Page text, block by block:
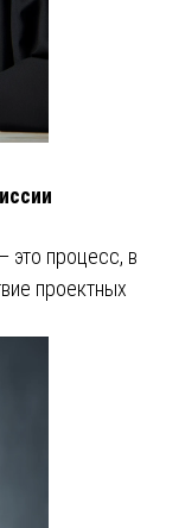
это процесс, в
проектных